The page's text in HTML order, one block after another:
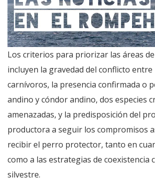
Los criterios para priorizar las áreas
incluyen la gravedad del conflicto
carnívoros, la presencia confirmada o
andino y cóndor andino, dos especies
amenazadas, y la predisposición del
productora a seguir los compromisos
recibir el perro protector, tanto en
como a las estrategias de coexistencia
silvestre.